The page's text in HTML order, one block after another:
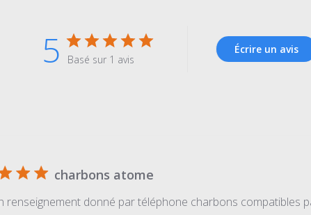
5 Basé sur 1 avis
Écrire un avis
charbons atome
renseignement donné par téléphone charbons compatibles